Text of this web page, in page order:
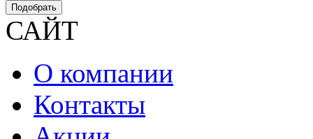
Подобрать
САЙТ
О компании
Контакты